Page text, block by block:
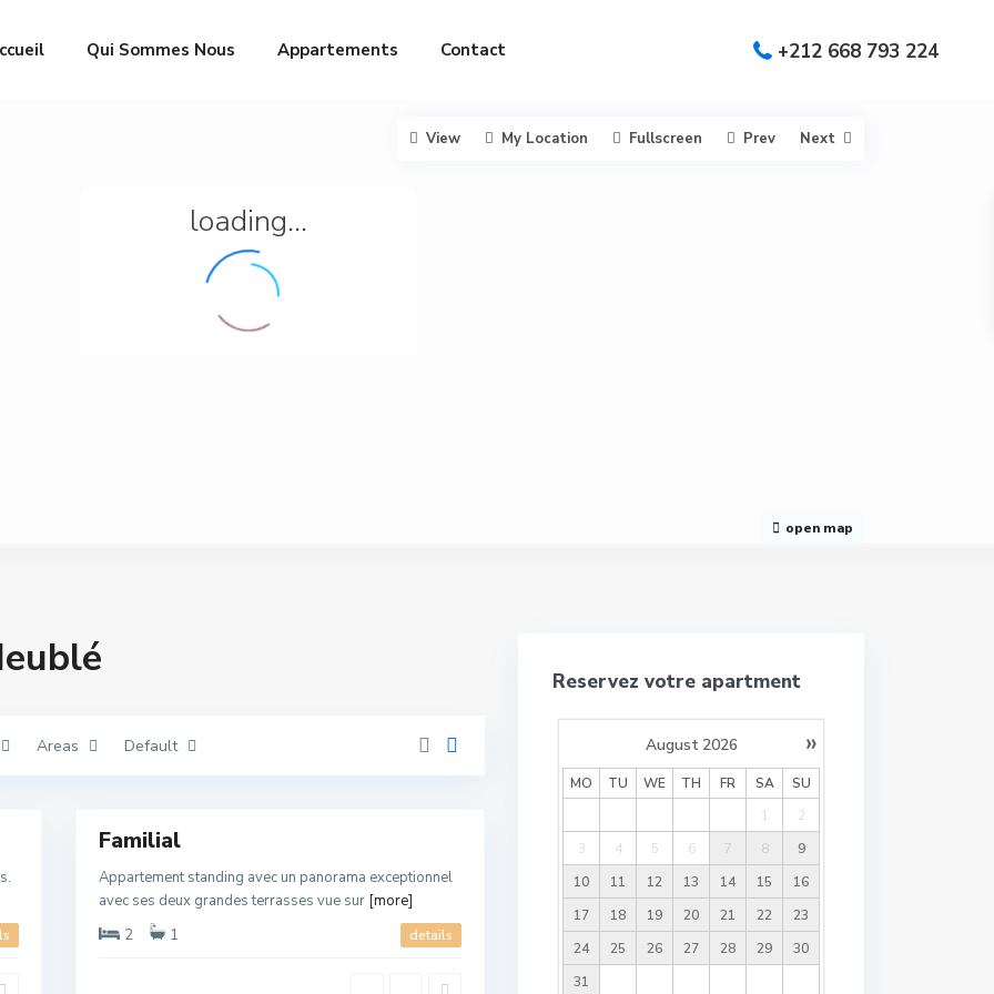
+212 668 793 224
Qui Sommes Nous Appartements Contact
loading...
open map
View My Location Fullscreen Prev Next
Areas Default
o
u
o
Familial
Appartement standing avec un panorama exceptionnel
avec ses deux grandes terrasses vue sur [more]
2
1 details
Reservez votre apartment
»
August 2026
MO TU WE TH FR SA
SU
1
2
3
4 5 6 7 8
9
10
11 12 13 14 15
16
17
18 19 20 21 22
23
24
25 26 27 28 29
30
31